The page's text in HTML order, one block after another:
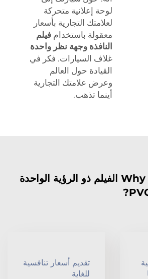
لوحة إعلانية متحركة
لعلامتك التجارية بأسعار
معقولة باستخدام فيلم
النافذة وجهة نظر واحدة
غلاف السيارات. فكر في
القيادة حول العالم
وعرض علامتك التجارية
أينما تذهب.
Why choose JUTU الفيلم ذو الرؤية الواحدة
تقديم أسعار تنافسية
للغاية